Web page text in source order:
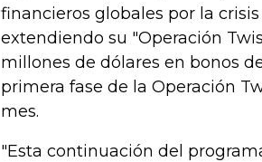
financieros globales por la
extendiendo su "Operación
millones de dólares en bonos
primera fase de la Operación
mes.
"Esta continuación del